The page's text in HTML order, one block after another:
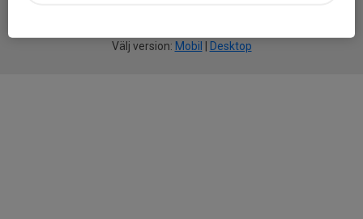
Välj version: Mobil Desktop